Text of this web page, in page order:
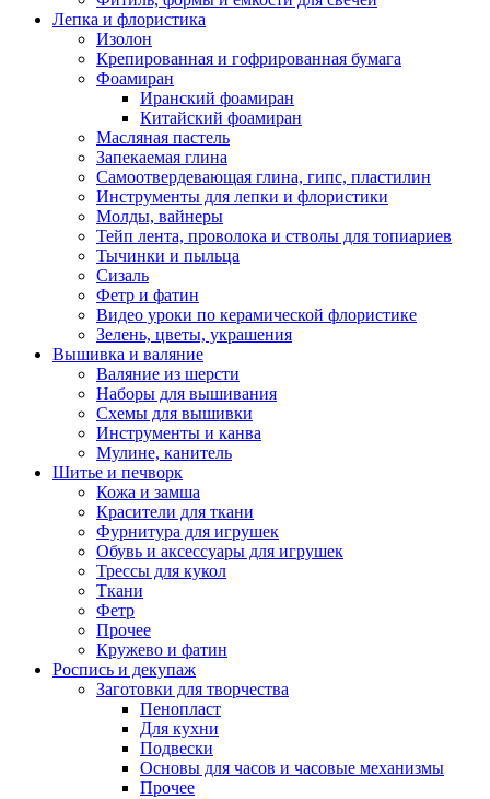
Лепка и флористика
Изолон
Крепированная и гофрированная бумага
Фоамиран
Иранский фоамиран
Китайский фоамиран
Масляная пастель
Запекаемая глина
Самоотвердевающая глина, гипс, пластилин
Инструменты для лепки и флористики
Молды, вайнеры
Тейп лента, проволока и стволы для топиариев
Тычинки и пыльца
Сизаль
Фетр и фатин
Видео уроки по керамической флористике
Зелень, цветы, украшения
Вышивка и валяние
Валяние из шерсти
Наборы для вышивания
Схемы для вышивки
Инструменты и канва
Мулине, канитель
Шитье и печворк
Кожа и замша
Красители для ткани
Фурнитура для игрушек
Обувь и аксессуары для игрушек
Трессы для кукол
Ткани
Фетр
Прочее
Кружево и фатин
Роспись и декупаж
Заготовки для творчества
Пенопласт
Для кухни
Подвески
Основы для часов и часовые механизмы
Прочее